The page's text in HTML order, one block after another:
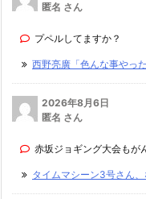
匿名 さん
プペルしてますか？
西野亮廣「色んな事やっ
2026年8月6日
匿名 さん
赤坂ジョギング大会もが
タイムマシーン3号さん